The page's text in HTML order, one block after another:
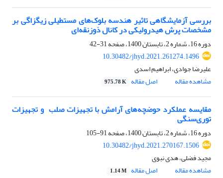
بررسی آزمایشگاهی تاثیر هندسه بلوک‌های مستطیلی زیگزاگی بر
مشخصات پرش هیدرولیکی در کانال ذوزنقه‌ای
دوره 16، شماره 2، تابستان 1400، صفحه
31-42
10.30482/jhyd.2021.261274.1496
علیرضا جوادی، ابراهیم اسدی
مشاهده مقاله
اصل مقاله 975.78 K
مقایسه عملکرد حوضچه‌های آرامش با تجهیزات صلب ‏ و تجهیزات
توری‌سنگی ‏
دوره 16، شماره 2، تابستان 1400، صفحه
91-105
10.30482/jhyd.2021.270167.1506
مجید فضلی، هدی نبوی
مشاهده مقاله
اصل مقاله 1.14 M